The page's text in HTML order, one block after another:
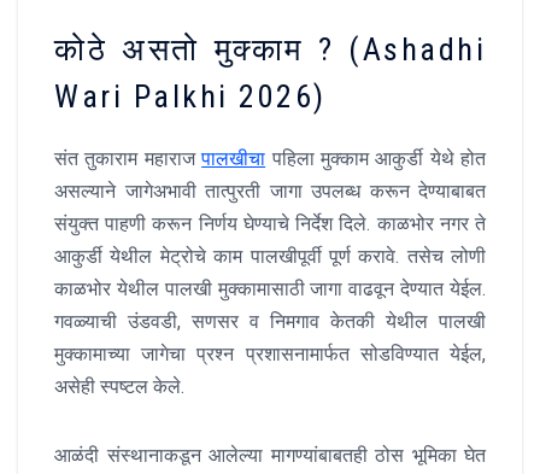
कोठे असतो मुक्काम ? (Ashadhi
Wari Palkhi 2026)
संत तुकाराम महाराजपालखीचा पहिला मुक्काम आकुर्डी येथे होत
असल्याने जागेअभावी तात्पुरती जागा उपलब्ध करून देण्याबाबत
संयुक्त पाहणी करून निर्णय घेण्याचे निर्देश दिले. काळभोर नगर ते
आकुर्डी येथील मेट्रोचे काम पालखीपूर्वी पूर्ण करावे. तसेच लोणी
काळभोर येथील पालखी मुक्कामासाठी जागा वाढवून देण्यात येईल.
गवळ्याची उंडवडी, सणसर व निमगाव केतकी येथील पालखी
मुक्कामाच्या जागेचा प्रश्न प्रशासनामार्फत सोडविण्यात येईल,
असेही स्पष्टल केले.
आळंदी संस्थानाकडून आलेल्या मागण्यांबाबतही ठोस भूमिका घेत